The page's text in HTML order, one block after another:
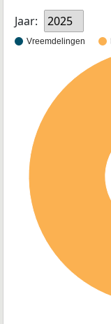
Jaar:
2025
Vreemdelingen